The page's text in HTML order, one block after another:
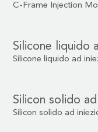
C-Frame Injection
Silicone liquido
Silicone liquido ad
Silicon solido
Silicon solido ad